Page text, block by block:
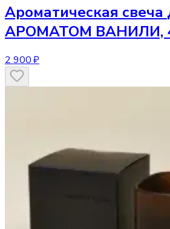
Ароматическая свеча
АРОМАТОМ ВАНИЛИ,
2 900 ₽